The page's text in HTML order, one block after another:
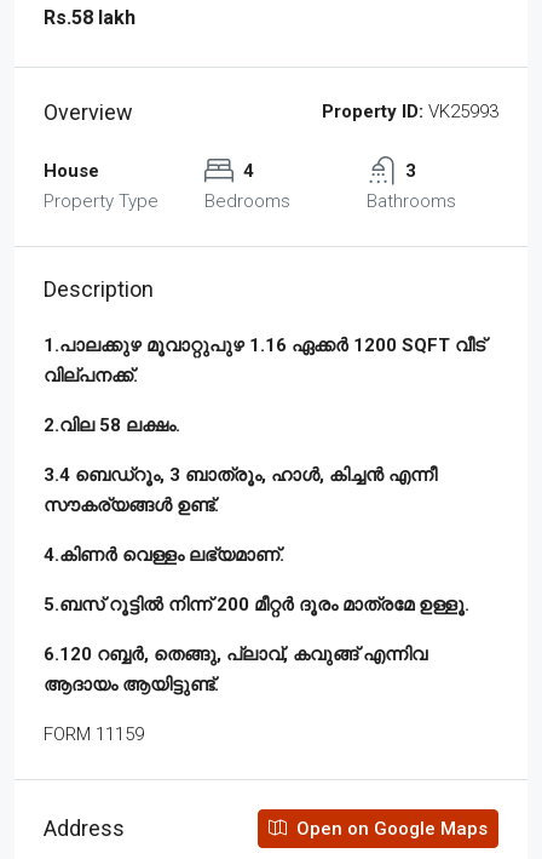
Rs.58 lakh
Overview Property ID: VK25993
House
Property Type
4
Bedrooms
3
Bathrooms
Description
1.പാലക്കുഴ മൂവാറ്റുപുഴ 1.16 ഏക്കർ 1200 SQFT വീട്
വില്പനക്ക്.
2.വില 58 ലക്ഷം.
3.4 ബെഡ്‌റൂം, 3 ബാത്രൂം, ഹാൾ, കിച്ചൻ എന്നീ
സൗകര്യങ്ങൾ ഉണ്ട്.
4.കിണർ വെള്ളം ലഭ്യമാണ്.
5.ബസ് റൂട്ടിൽ നിന്ന് 200 മീറ്റർ ദൂരം മാത്രമേ ഉള്ളൂ.
6.120 റബ്ബർ, തെങ്ങു, പ്ലാവ്, കവുങ്ങ് എന്നിവ
ആദായം ആയിട്ടുണ്ട്.
FORM 11159
Address Open on Google Maps